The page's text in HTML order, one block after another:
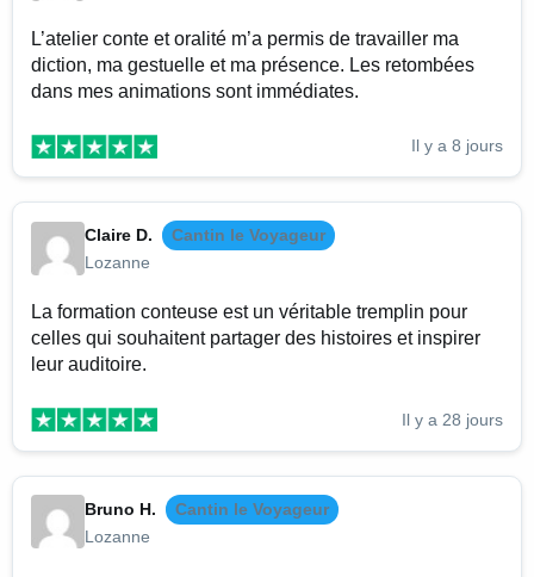
L’atelier conte et oralité m’a permis de travailler ma
diction, ma gestuelle et ma présence. Les retombées
dans mes animations sont immédiates.
Il y a 8 jours
Claire D.
Cantin le Voyageur
Lozanne
La formation conteuse est un véritable tremplin pour
celles qui souhaitent partager des histoires et inspirer
leur auditoire.
Il y a 28 jours
Bruno H.
Cantin le Voyageur
Lozanne